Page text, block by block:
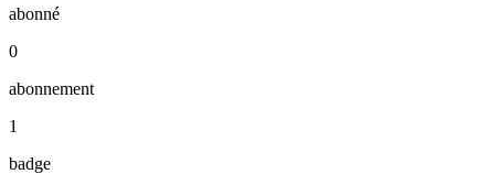
abonné
0
abonnement
1
badge